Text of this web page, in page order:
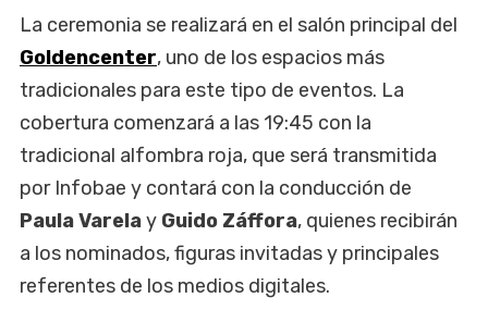
La ceremonia se realizará en el salón principal del
Goldencenter, uno de los espacios más
tradicionales para este tipo de eventos. La
cobertura comenzará a las 19:45 con la
tradicional alfombra roja, que será transmitida
por Infobae y contará con la conducción de
Paula Varelay Guido Záffora, quienes recibirán
a los nominados, figuras invitadas y principales
referentes de los medios digitales.